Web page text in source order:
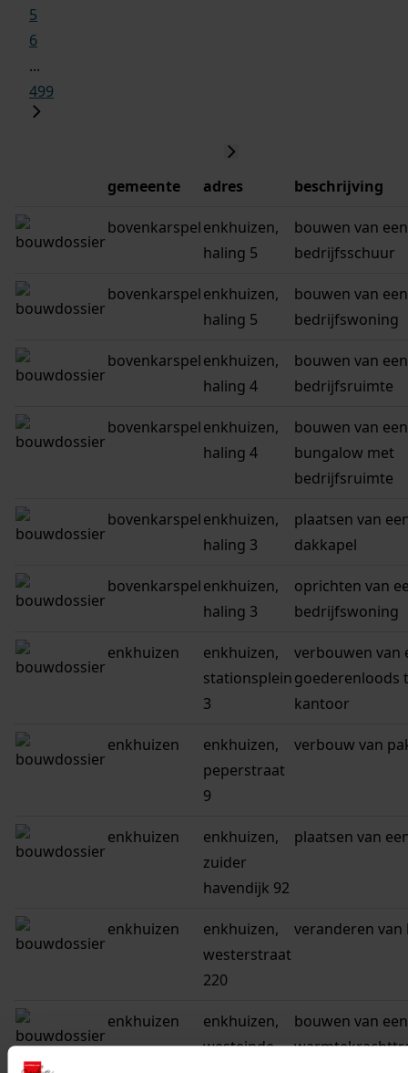
5
6
...
499
gemeente adres beschrijving
bovenkarspelenkhuizen,
haling 5
bouwen van een
bedrijfsschuur
bovenkarspelenkhuizen,
haling 5
bouwen van een
bedrijfswoning
bovenkarspelenkhuizen,
haling 4
bouwen van een
bedrijfsruimte
bovenkarspelenkhuizen,
haling 4
bouwen van een
bungalow met
bedrijfsruimte
bovenkarspelenkhuizen,
haling 3
plaatsen van
dakkapel
bovenkarspelenkhuizen,
haling 3
oprichten van
bedrijfswoning
enkhuizen
enkhuizen,
stationsplein
3
verbouwen van
goederenloods
kantoor
enkhuizen
enkhuizen,
peperstraat
9
verbouw van
enkhuizen
enkhuizen,
zuider
havendijk 92
plaatsen van
enkhuizen
enkhuizen,
westerstraat
220
veranderen van
enkhuizen
enkhuizen,
westeinde
bouwen van een